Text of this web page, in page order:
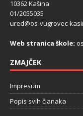
10362 Kašina
01/2055035
ured@os-vugrovec-
Web stranica škole:
ZMAJČEK
Impresum
Popis svih članaka